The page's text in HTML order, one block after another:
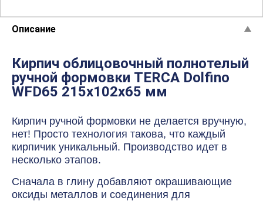
Описание
Кирпич облицовочный полнотелый
ручной формовки TERCA Dolfino
WFD65 215х102х65 мм
Кирпич ручной формовки не делается вручную,
нет! Просто технология такова, что каждый
кирпичик уникальный. Производство идет в
несколько этапов.
Сначала в глину добавляют окрашивающие
оксиды металлов и соединения для